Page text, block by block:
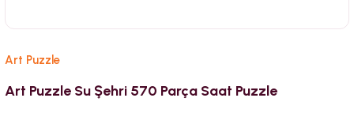
Art Puzzle
Art Puzzle Su Şehri 570 Parça Saat Puzzle